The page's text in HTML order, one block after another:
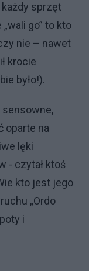
każdy sprzęt
go” to kto
nie – nawet
krocie
było!).
sensowne,
oparte na
lęki
- czytał ktoś
kto jest jego
„Ordo
i